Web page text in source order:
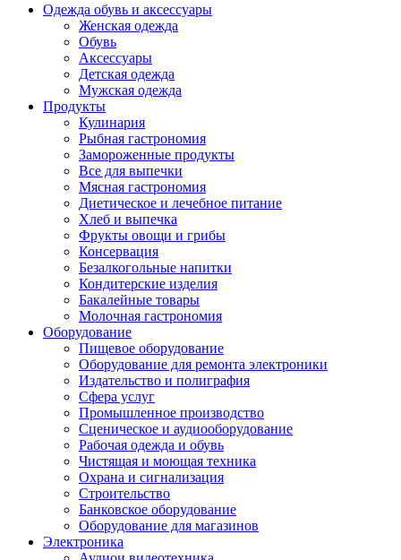
Одежда обувь и аксессуары
Женская одежда
Обувь
Аксессуары
Детская одежда
Мужская одежда
Продукты
Кулинария
Рыбная гастрономия
Замороженные продукты
Все для выпечки
Мясная гастрономия
Диетическое и лечебное питание
Хлеб и выпечка
Фрукты овощи и грибы
Консервация
Безалкогольные напитки
Кондитерские изделия
Бакалейные товары
Молочная гастрономия
Оборудование
Пищевое оборудование
Оборудование для ремонта электроники
Издательство и полиграфия
Сфера услуг
Промышленное производство
Сценическое и аудиооборудование
Рабочая одежда и обувь
Чистящая и моющая техника
Охрана и сигнализация
Строительство
Банковское оборудование
Оборудование для магазинов
Электроника